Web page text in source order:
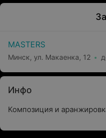
MASTERS
Минск, ул. Макаенка, 12
Инфо
Композиция и